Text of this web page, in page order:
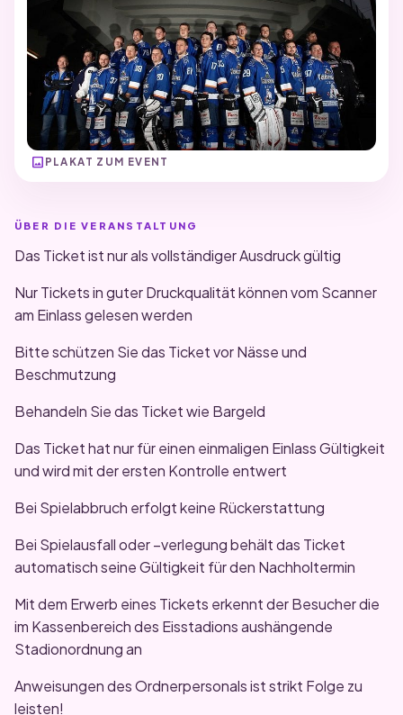
image PLAKAT ZUM EVENT
ÜBER DIE VERANSTALTUNG
Das Ticket ist nur als vollständiger Ausdruck gültig
Nur Tickets in guter Druckqualität können vom Scanner
am Einlass gelesen werden
Bitte schützen Sie das Ticket vor Nässe und
Beschmutzung
Behandeln Sie das Ticket wie Bargeld
Das Ticket hat nur für einen einmaligen Einlass Gültigkeit
und wird mit der ersten Kontrolle entwert
Bei Spielabbruch erfolgt keine Rückerstattung
Bei Spielausfall oder –verlegung behält das Ticket
automatisch seine Gültigkeit für den Nachholtermin
Mit dem Erwerb eines Tickets erkennt der Besucher die
im Kassenbereich des Eisstadions aushängende
Stadionordnung an
Anweisungen des Ordnerpersonals ist strikt Folge zu
leisten!